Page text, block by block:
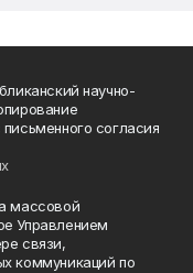
научно-
согласия
массовой
Управлением
связи,
коммуникаций по